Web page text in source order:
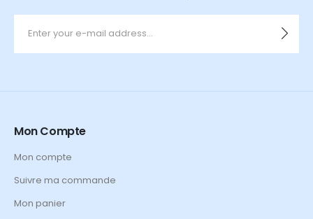
Mon Compte
Mon compte
Suivre ma commande
Mon panier